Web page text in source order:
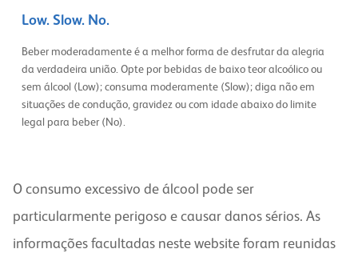
Low. Slow. No.
Beber moderadamente é a melhor forma de desfrutar da alegria
da verdadeira união. Opte por bebidas de baixo teor alcoólico ou
sem álcool (Low); consuma moderamente (Slow); diga não em
situações de condução, gravidez ou com idade abaixo do limite
legal para beber (No).
O consumo excessivo de álcool pode ser
particularmente perigoso e causar danos sérios. As
informações facultadas neste website foram reunidas